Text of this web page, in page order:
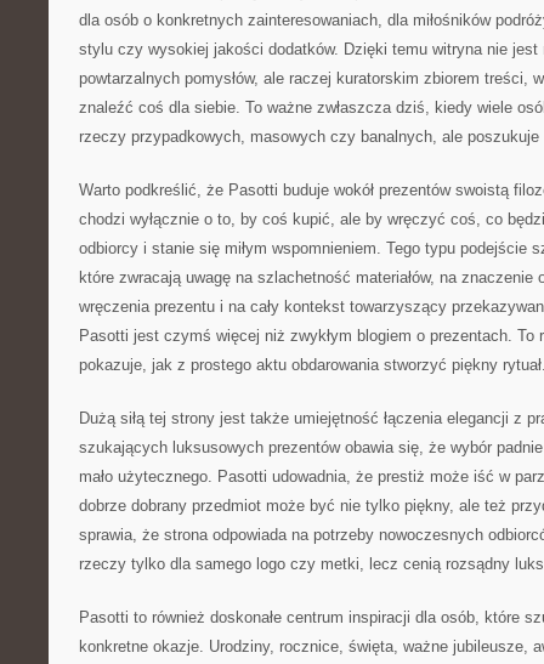
dla osób o konkretnych zainteresowaniach, dla miłośników
stylu czy wysokiej jakości dodatków. Dzięki temu witryna nie jest
powtarzalnych pomysłów, ale raczej kuratorskim zbiorem treści,
znaleźć coś dla siebie. To ważne zwłaszcza dziś, kiedy wiele
rzeczy przypadkowych, masowych czy banalnych, ale
Warto podkreślić, że Pasotti buduje wokół prezentów swoistą
chodzi wyłącznie o to, by coś kupić, ale by wręczyć coś, co
odbiorcy i stanie się miłym wspomnieniem. Tego typu podejście
które zwracają uwagę na szlachetność materiałów, na znaczenie
wręczenia prezentu i na cały kontekst towarzyszący
Pasotti jest czymś więcej niż zwykłym blogiem o prezentach. To
pokazuje, jak z prostego aktu obdarowania stworzyć piękny
Dużą siłą tej strony jest także umiejętność łączenia elegancji z
szukających luksusowych prezentów obawia się, że wybór
mało użytecznego. Pasotti udowadnia, że prestiż może iść w
dobrze dobrany przedmiot może być nie tylko piękny, ale też
sprawia, że strona odpowiada na potrzeby nowoczesnych
rzeczy tylko dla samego logo czy metki, lecz cenią rozsądny
Pasotti to również doskonałe centrum inspiracji dla osób, które
konkretne okazje. Urodziny, rocznice, święta, ważne jubileusze,